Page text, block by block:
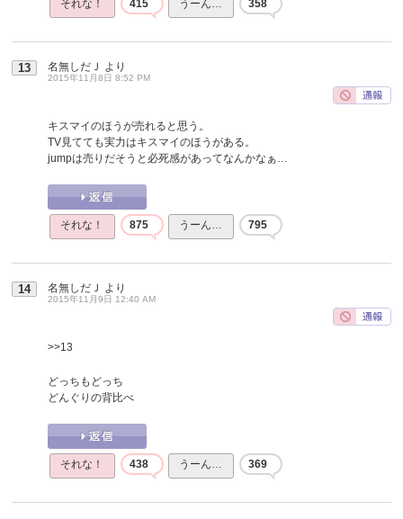
それな！ 415 うーん… 358
13 名無しだＪ より
2015年11月8日 8:52 PM
キスマイのほうが売れると思う。
TV見てても実力はキスマイのほうがある。
jumpは売りだそうと必死感があってなんかなぁ…
それな！ 875 うーん… 795
14 名無しだＪ より
2015年11月9日 12:40 AM
>>13
どっちもどっち
どんぐりの背比べ
それな！ 438 うーん… 369